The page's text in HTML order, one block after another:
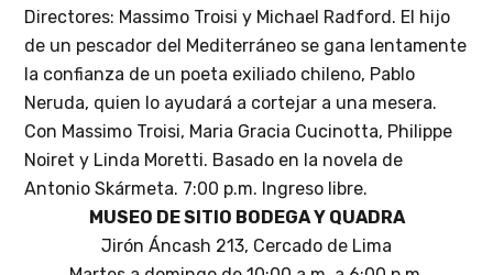
Directores: Massimo Troisi y Michael Radford. El hijo
de un pescador del Mediterráneo se gana lentamente
la confianza de un poeta exiliado chileno, Pablo
Neruda, quien lo ayudará a cortejar a una mesera.
Con Massimo Troisi, Maria Gracia Cucinotta, Philippe
Noiret y Linda Moretti. Basado en la novela de
Antonio Skármeta. 7:00 p.m. Ingreso libre.
MUSEO DE SITIO BODEGA Y QUADRA
Jirón Áncash 213, Cercado de Lima